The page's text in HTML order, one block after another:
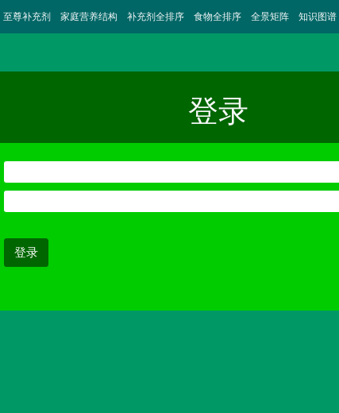
至尊补充剂 家庭营养结构 补充剂全排序 食物全排序 全景矩阵 知识图谱
登录
登录